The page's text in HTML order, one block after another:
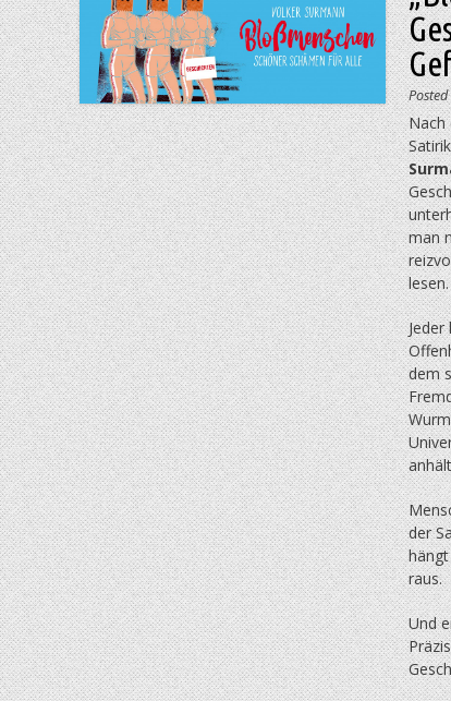
Nach
man
lesen.
dem
der
raus.
Und